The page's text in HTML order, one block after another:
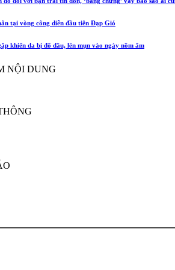
tại vòng công diễn đầu tiên Đạp Gió
khiến da bị đổ dầu, lên mụn vào ngày nồm ẩm
NỘI DUNG